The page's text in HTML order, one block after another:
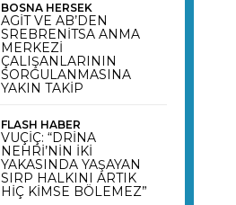
BOSNA HERSEK
AGİT VE AB’DEN
SREBRENİTSA ANMA
MERKEZİ
ÇALIŞANLARININ
SORGULANMASINA
YAKIN TAKİP
FLASH HABER
VUÇİÇ: “DRİNA
NEHRİ’NİN İKİ
YAKASINDA YAŞAYAN
SIRP HALKINI ARTIK
HİÇ KİMSE BÖLEMEZ”